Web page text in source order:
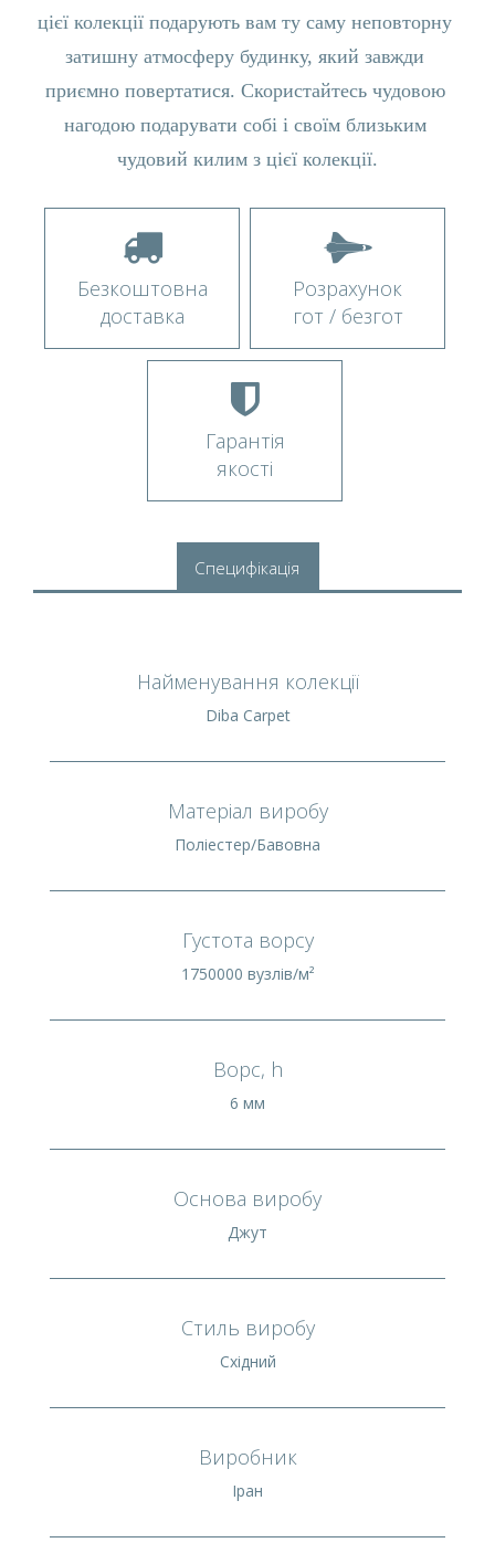
цієї колекції подарують вам ту саму неповторну
затишну атмосферу будинку, який завжди
приємно повертатися. Скористайтесь чудовою
нагодою подарувати собі і своїм близьким
чудовий килим з цієї колекції.
Безкоштовна
доставка
Розрахунок
гот / безгот
Гарантія
якості
Специфікація
Найменування колекції
Diba Carpet
Матеріал виробу
Поліестер/Бавовна
Густота ворсу
1750000 вузлів/м²
Ворс, h
6 мм
Основа виробу
Джут
Стиль виробу
Східний
Виробник
Іран